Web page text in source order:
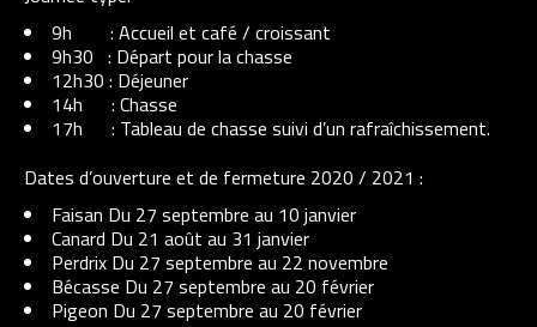
9h : Accueil et café / croissant
9h30 : Départ pour la chasse
12h30 : Déjeuner
14h : Chasse
17h : Tableau de chasse suivi d’un rafraîchissement.
Dates d’ouverture et de fermeture 2020 / 2021 :
Faisan Du 27 septembre au 10 janvier
Canard Du 21 août au 31 janvier
Perdrix Du 27 septembre au 22 novembre
Bécasse Du 27 septembre au 20 février
Pigeon Du 27 septembre au 20 février